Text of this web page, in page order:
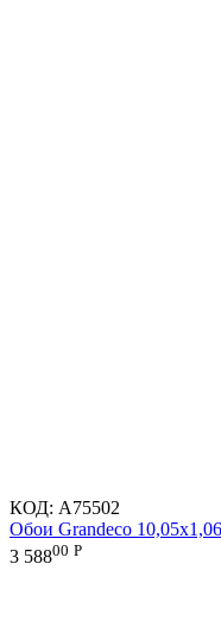
КОД: A75502
Обои Grandeco
3 58800 Р